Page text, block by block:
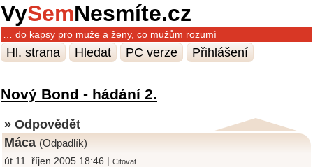
VySemNesmíte.cz
… do kapsy pro muže a ženy, co mužům rozumí
Hl. strana Hledat PC verze Přihlášení
Nový Bond - hádání 2.
» Odpovědět
Máca (Odpadlík)
út 11. říjen 2005 18:46 | Citovat